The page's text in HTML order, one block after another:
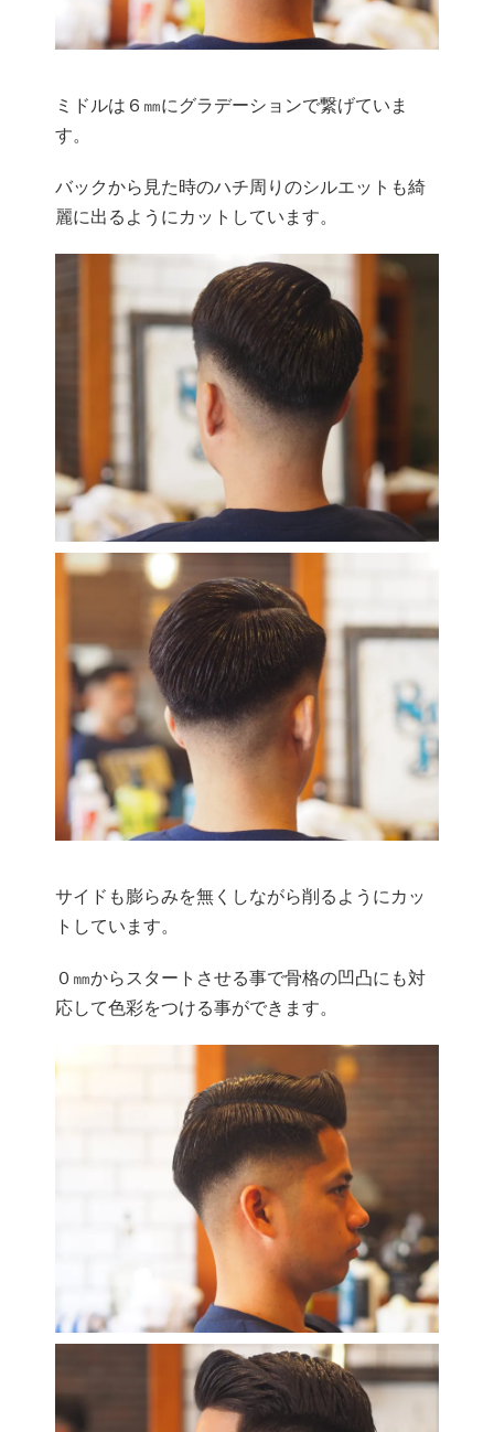
ミドルは６㎜にグラデーションで繋げていま
す。
バックから見た時のハチ周りのシルエットも綺
麗に出るようにカットしています。
サイドも膨らみを無くしながら削るようにカッ
トしています。
０㎜からスタートさせる事で骨格の凹凸にも対
応して色彩をつける事ができます。